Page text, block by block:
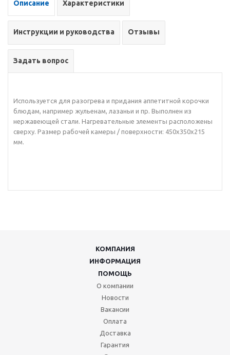
Описание Характеристики
Инструкции и руководства Отзывы
Задать вопрос
Используется для разогрева и придания аппетитной корочки
блюдам, например жульенам, лазаньи и пр. Выполнен из
нержавеющей стали. Нагревательные элементы расположены
сверху. Размер рабочей камеры / поверхности: 450х350х215
мм.
КОМПАНИЯ
ИНФОРМАЦИЯ
ПОМОЩЬ
О компании
Новости
Вакансии
Оплата
Доставка
Гарантия